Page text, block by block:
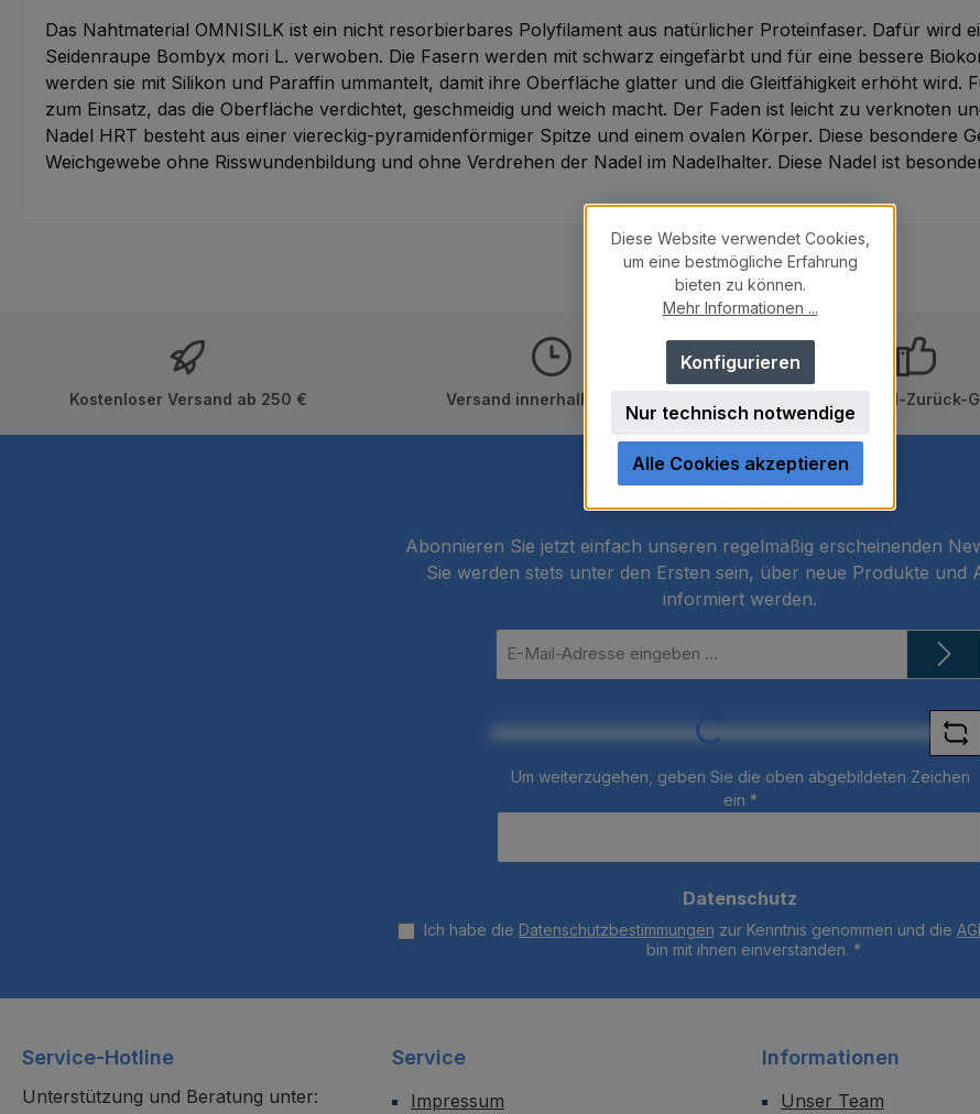
Das Nahtmaterial OMNISILK ist ein nicht resorbierbares Polyfilament aus natürlicher Proteinfaser. Dafür wird
Seidenraupe Bombyx mori L. verwoben. Die Fasern werden mit schwarz eingefärbt und für eine bessere
werden sie mit Silikon und Paraffin ummantelt, damit ihre Oberfläche glatter und die Gleitfähigkeit erhöht wird.
zum Einsatz, das die Oberfläche verdichtet, geschmeidig und weich macht. Der Faden ist leicht zu verknoten
Nadel HRT besteht aus einer viereckig-pyramidenförmiger Spitze und einem ovalen Körper. Diese besondere
Weichgewebe ohne Risswundenbildung und ohne Verdrehen der Nadel im Nadelhalter. Diese Nadel ist
Kostenloser Versand ab 250 € Versand innerhalb von 24h 10 Tage Geld-Zurück-
Newsletter
Abonnieren Sie jetzt einfach unseren regelmäßig erscheinenden
Sie werden stets unter den Ersten sein, über neue Produkte und
informiert werden.
Mail-
Loading...
Um weiterzugehen, geben Sie die oben abgebildeten Zeichen
ein *
Datenschutz
Ich habe die Datenschutzbestimmungen zur Kenntnis genommen und die
bin mit ihnen einverstanden. *
Service-Hotline
Unterstützung und Beratung unter:
Service
Impressum
Informationen
Unser Team
Diese Website verwendet Cookies,
um eine bestmögliche Erfahrung
bieten zu können.
Mehr Informationen ...
Nur technisch notwendige
Konfigurieren
Alle Cookies akzeptieren